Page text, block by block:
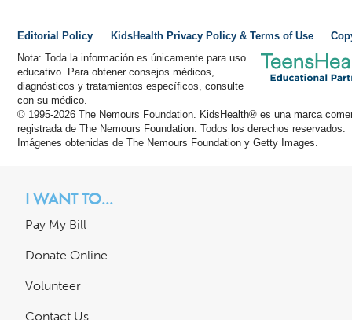
Editorial Policy KidsHealth Privacy Policy & Terms of Use
Nota: Toda la información es únicamente para uso
educativo. Para obtener consejos médicos,
diagnósticos y tratamientos específicos, consulte
con su médico.
© 1995-2026 The Nemours Foundation. KidsHealth® es una marca
registrada de The Nemours Foundation. Todos los derechos reservados.
Imágenes obtenidas de The Nemours Foundation y Getty Images.
I WANT TO...
Pay My Bill
Donate Online
Volunteer
Contact Us